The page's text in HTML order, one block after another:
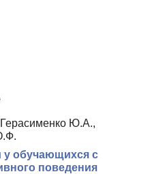
Герасименко Ю.А.,
у обучающихся с
поведения